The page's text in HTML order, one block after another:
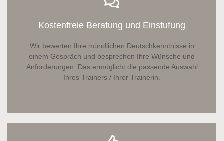
Kostenfreie Beratung und Einstufung
Wir bewerten Ihre mündlichen Deutschkenntnisse in
einem Gespräch und besprechen Ihre Wünsche und
Anforderungen. Das ermöglicht die passende Auswahl
Ihres Trainers / Ihrer Trainerin.